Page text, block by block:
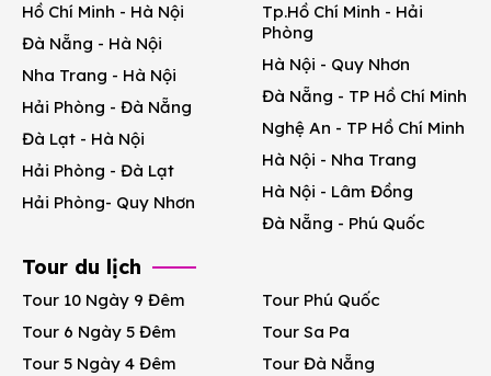
Hồ Chí Minh - Hà Nội
Đà Nẵng - Hà Nội
Nha Trang - Hà Nội
Hải Phòng - Đà Nẵng
Đà Lạt - Hà Nội
Hải Phòng - Đà Lạt
Hải Phòng- Quy Nhơn
Tp.Hồ Chí Minh - Hải
Phòng
Hà Nội - Quy Nhơn
Đà Nẵng - TP Hồ Chí Minh
Nghệ An - TP Hồ Chí Minh
Hà Nội - Nha Trang
Hà Nội - Lâm Đồng
Đà Nẵng - Phú Quốc
Tour du lịch
Tour 10 Ngày 9 Đêm
Tour 6 Ngày 5 Đêm
Tour 5 Ngày 4 Đêm
Tour Phú Quốc
Tour Sa Pa
Tour Đà Nẵng